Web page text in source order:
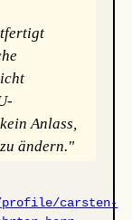
Anlass,
ändern."
profile/carsten-